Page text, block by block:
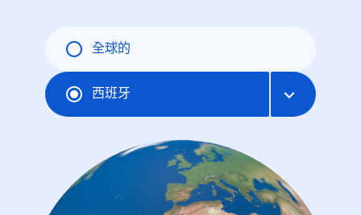
全球的
西班牙